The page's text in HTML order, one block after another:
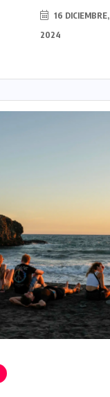
16 DICIEMBRE,
2024